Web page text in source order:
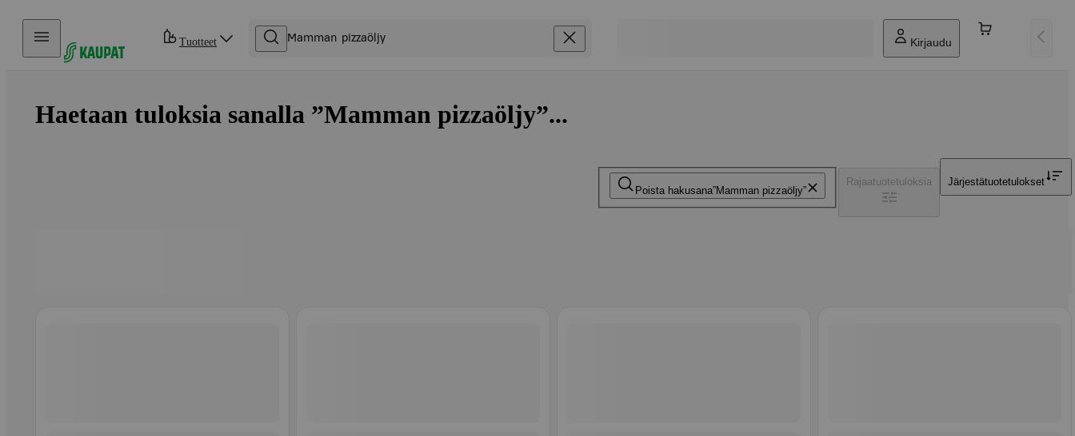
Hyppää sisältöön
Tuotteet Kirjaudu
Haetaan tuloksia sanalla ”Mamman pizzaöljy”...
Poista hakusana Mamman pizzaöljy
Rajaatuotetuloksia Järjestätuotetulokset